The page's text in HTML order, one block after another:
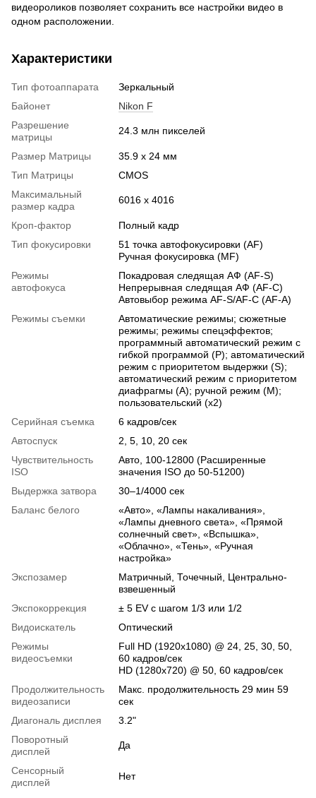
видеороликов позволяет сохранить все настройки видео в
одном расположении.
Характеристики
Тип фотоаппарата
Зеркальный
Байонет
Nikon F
Разрешение
матрицы
24.3 млн пикселей
Размер Матрицы
35.9 x 24 мм
Тип Матрицы
CMOS
Максимальный
размер кадра
6016 x 4016
Кроп-фактор
Полный кадр
Тип фокусировки
51 точка автофокусировки (AF)
Ручная фокусировка (MF)
Режимы
автофокуса
Покадровая следящая АФ (AF-S)
Непрерывная следящая АФ (AF-C)
Автовыбор режима AF-S/AF-C (AF-A)
Режимы съемки
Автоматические режимы; сюжетные
режимы; режимы спецэффектов;
программный автоматический режим с
гибкой программой (P); автоматический
режим с приоритетом выдержки (S);
автоматический режим с приоритетом
диафрагмы (A); ручной режим (M);
пользовательский (x2)
Серийная съемка
6 кадров/сек
Автоспуск
2, 5, 10, 20 сек
Чувствительность
ISO
Авто, 100-12800 (Расширенные
значения ISO до 50-51200)
Выдержка затвора
30–1/4000 сек
Баланс белого
«Авто», «Лампы накаливания»,
«Лампы дневного света», «Прямой
солнечный свет», «Вспышка»,
«Облачно», «Тень», «Ручная
настройка»
Экспозамер
Матричный, Точечный, Центрально-
взвешенный
Экспокоррекция
± 5 EV с шагом 1/3 или 1/2
Видоискатель
Оптический
Режимы
видеосъемки
Full HD (1920x1080) @ 24, 25, 30, 50,
60 кадров/сек
HD (1280x720) @ 50, 60 кадров/сек
Продолжительность
видеозаписи
Макс. продолжительность 29 мин 59
сек
Диагональ дисплея
3.2"
Поворотный
дисплей
Да
Сенсорный
дисплей
Нет